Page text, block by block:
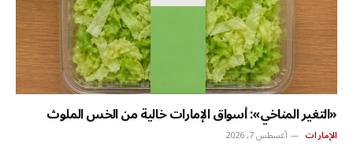
«التغير المناخي»: أسواق الإمارات خالية من الخس الملوث
الإمارات أغسطس 7, 2026